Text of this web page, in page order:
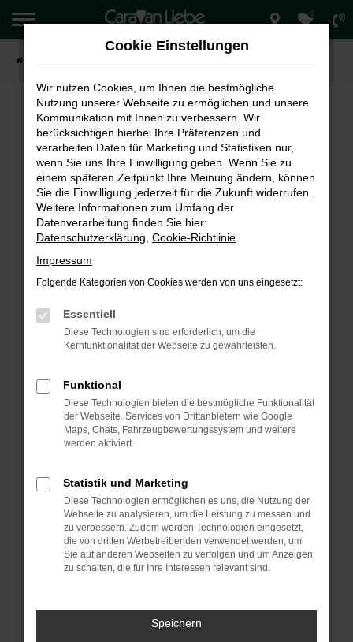
Zum
Hauptinhalt
springen
0
FEHLER: NETWORK ERROR
Beim Laden ist ein Fehler aufgetreten.
Hier sind ein paar Tipps, die dir helfen können:
Überprüfe deine Firewall und deine
Internetverbindung.
Laden andere Webseiten, zum Beispiel deine
Suchmaschine?
Prüfe deine Browsererweiterungen.
können das Laden bestimmter Seiten
verhindern. Funktioniert die Seite in einem
Starte dein Gerät neu.
Das kann manchmal helfen, vorübergehende
Probleme zu beheben.
sind.
Veraltete Software birgt nicht nur ein
Sicherheitsrisiko, sondern kann auch dazu
führen, dass bestimmte Funktionen nicht mehr
unterstützt werden.
hast, kontaktiere uns bitte. Wir werden
Cookie Einstellungen
Wir nutzen Cookies, um Ihnen die bestmögliche
Nutzung unserer Webseite zu ermöglichen und unsere
Kommunikation mit Ihnen zu verbessern. Wir
berücksichtigen hierbei Ihre Präferenzen und
verarbeiten Daten für Marketing und Statistiken nur,
wenn Sie uns Ihre Einwilligung geben. Wenn Sie zu
einem späteren Zeitpunkt Ihre Meinung ändern, können
Sie die Einwilligung jederzeit für die Zukunft widerrufen.
Weitere Informationen zum Umfang der
Datenverarbeitung finden Sie hier:
Datenschutzerklärung Cookie-Richtlinie
Impressum
Folgende Kategorien von Cookies werden von uns eingesetzt:
Essentiell
Diese Technologien sind erforderlich, um die
Kernfunktionalität der Webseite zu gewährleisten.
Funktional
Diese Technologien bieten die bestmögliche Funktionalität
der Webseite. Services von Drittanbietern wie Google
Maps, Chats, Fahrzeugbewertungssystem und weitere
werden aktiviert.
Statistik und Marketing
Diese Technologien ermöglichen es uns, die Nutzung der
Webseite zu analysieren, um die Leistung zu messen und
zu verbessern. Zudem werden Technologien eingesetzt,
die von dritten Werbetreibenden verwendet werden, um
Sie auf anderen Webseiten zu verfolgen und um Anzeigen
zu schalten, die für Ihre Interessen relevant sind.
Speichern